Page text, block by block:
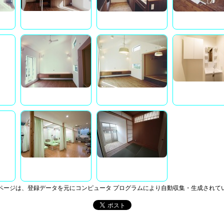
ジは、登録データを元にコンピュータ プログラムにより自動収集・生成されて